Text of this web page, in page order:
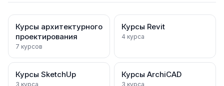
Курсы архитектурного
проектирования
7 курсов
Курсы Revit
4 курса
Курсы SketchUp
3 курса
Курсы ArchiCAD
3 курса